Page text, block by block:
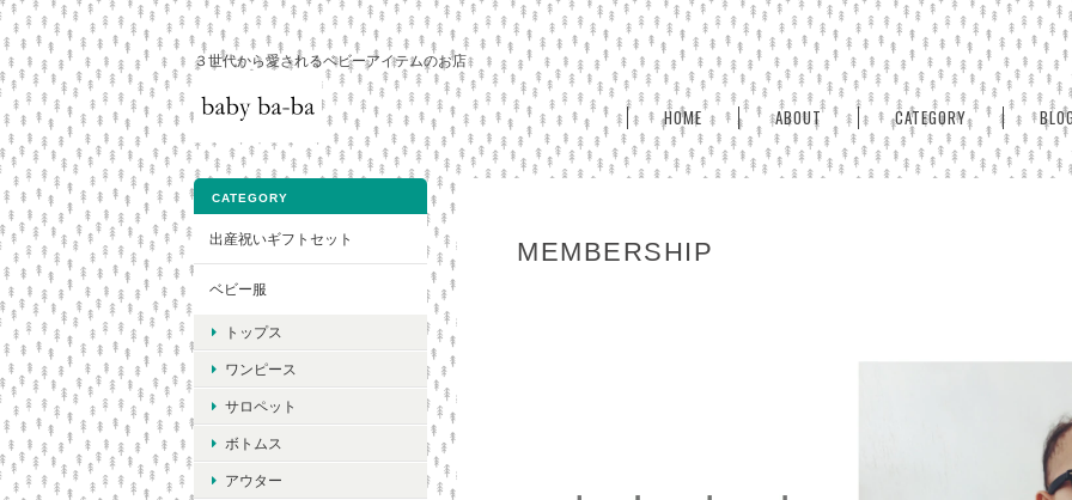
３世代から愛されるベビーアイテムのお店
HOME ABOUT CATEGORY
MEMBERSHIP
CATEGORY
出産祝いギフトセット
ベビー服
トップス
ワンピース
サロペット
ボトムス
アウター